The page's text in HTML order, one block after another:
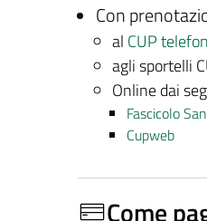
Con
al CUP
agli sportelli
Online dai
Fascicolo
Cupweb
Come